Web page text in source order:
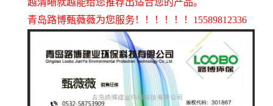
青岛路博甄薇薇为您服务！！！！！！15589812336